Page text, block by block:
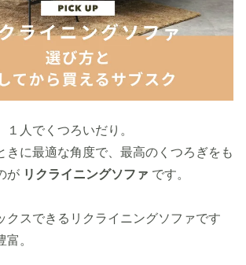
１人でくつろいだり。
きに最適な角度で、最高のくつろぎをも
が リクライニングソファ です。
クスできるリクライニングソファです
。